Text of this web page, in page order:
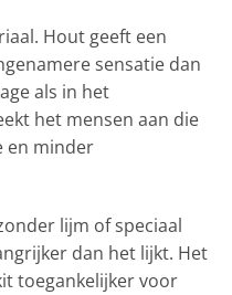
Hout geeft een
sensatie dan
als in het
het mensen aan die
en minder
lijm of speciaal
dan het lijkt. Het
toegankelijker voor